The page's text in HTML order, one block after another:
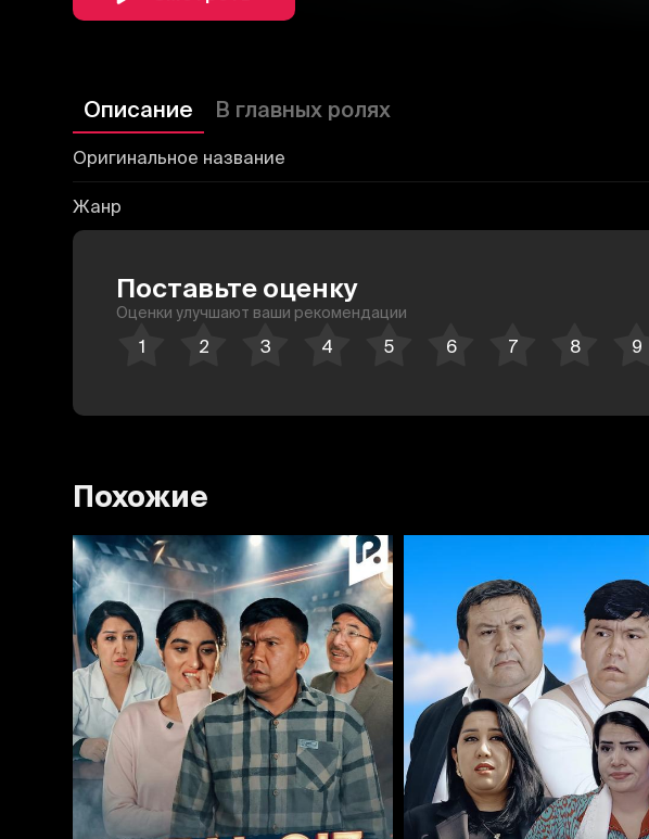
Описание В главных ролях
Оригинальное название
Жанр
Поставьте оценку
Оценки улучшают ваши рекомендации
Похожие